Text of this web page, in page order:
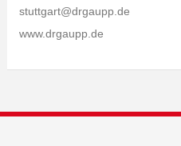
stuttgart@drgaupp.de
www.drgaupp.de